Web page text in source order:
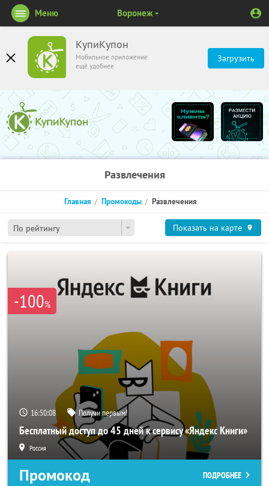
КупиКупон
Мобильное приложение
ещё удобнее
Загрузить
Меню Воронеж
Развлечения
По рейтингу
Главная Промокоды Развлечения
Показать на карте
-100%
16:50:07 Получи первым!
Бесплатный доступ до 45 дней к сервису «Яндекс Книги»
Россия
Промокод ПОДРОБНЕЕ